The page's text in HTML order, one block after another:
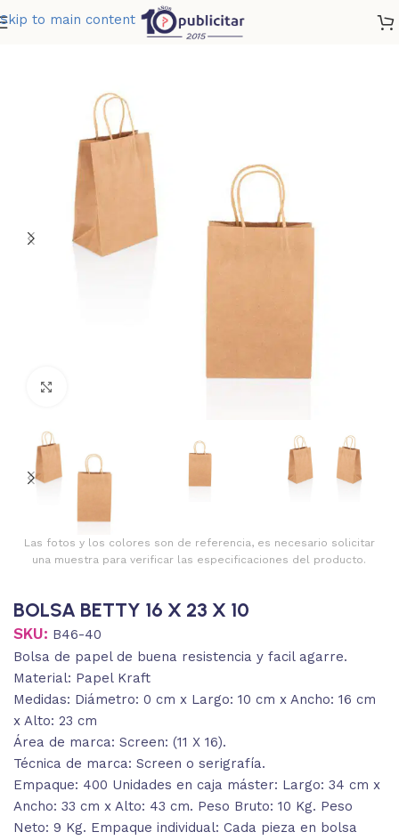
Skip to main content
BOLSA BETTY 16 X 23 X 10
Las fotos y los colores son de referencia, es necesario solicitar
una muestra para verificar las especificaciones del producto.
BOLSA BETTY 16 X 23 X 10
SKU: B46-40
Bolsa de papel de buena resistencia y facil agarre.
Material: Papel Kraft
Medidas: Diámetro: 0 cm x Largo: 10 cm x Ancho: 16 cm
x Alto: 23 cm
Área de marca: Screen: (11 X 16).
Técnica de marca: Screen o serigrafía.
Empaque: 400 Unidades en caja máster: Largo: 34 cm x
Ancho: 33 cm x Alto: 43 cm. Peso Bruto: 10 Kg. Peso
Neto: 9 Kg. Empaque individual: Cada pieza en bolsa